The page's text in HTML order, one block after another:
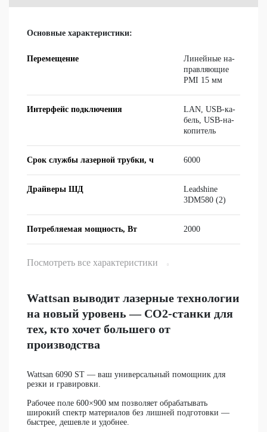
ОТЗЫВЫ
Основные характеристики:
Перемещение
Ли­ней­ные на­
прав­ля­ю­щие
PMI 15 мм
Интерфейс подключения
LAN, USB-ка­
бель, USB-на­
ко­пи­тель
Срок службы лазерной трубки, ч 6000
Драйверы ШД
Leadshine
3DM580 (2)
Потребляемая мощность, Вт 2000
Посмотреть все характеристики
Wattsan выводит лазерные технологии
на новый уровень — CO2-станки для
тех, кто хочет большего от
производства
Wattsan 6090 ST — ваш универсальный помощник для
резки и гравировки.
Рабочее поле 600×900 мм позволяет обрабатывать
широкий спектр материалов без лишней подготовки —
быстрее, дешевле и удобнее.